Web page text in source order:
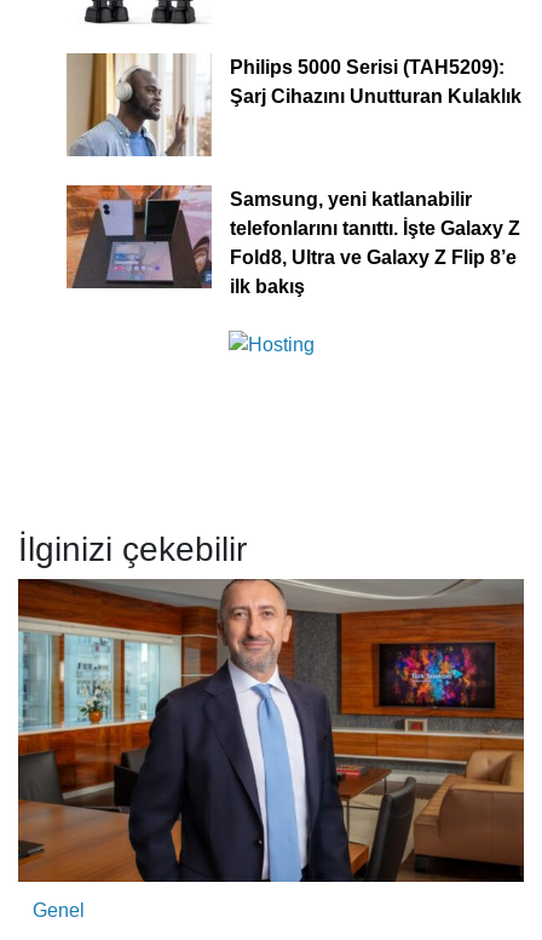
Philips 5000 Serisi (TAH5209):
Şarj Cihazını Unutturan Kulaklık
Samsung, yeni katlanabilir
telefonlarını tanıttı. İşte Galaxy Z
Fold8, Ultra ve Galaxy Z Flip 8’e
ilk bakış
İlginizi çekebilir
Genel